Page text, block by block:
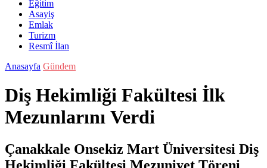
Eğitim
Asayiş
Emlak
Turizm
Resmî İlan
Anasayfa Gündem
Diş Hekimliği Fakültesi İlk
Mezunlarını Verdi
Çanakkale Onsekiz Mart Üniversitesi Diş